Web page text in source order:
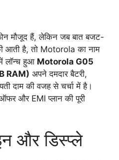
मौजूद हैं, लेकिन जब बात बजट-
आती है, तो Motorola का नाम
लॉन्च हुआ Motorola G05
RAM) अपने दमदार बैटरी,
दाम की वजह से चर्चा में है।
और EMI प्लान की पूरी
और डिस्प्ले